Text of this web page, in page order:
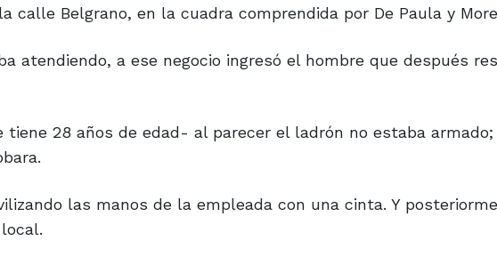
Belgrano, en la cuadra comprendida por De Paula y
atendiendo, a ese negocio ingresó el hombre que después
28 años de edad- al parecer el ladrón no estaba armado;
las manos de la empleada con una cinta. Y